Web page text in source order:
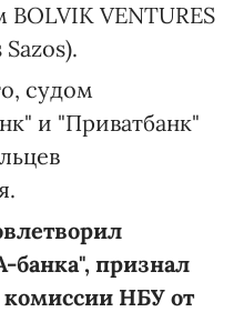
VENTURES
судом
и "Приватбанк"
банка", признал
НБУ от